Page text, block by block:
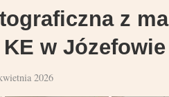
z
w Józefowie
2026